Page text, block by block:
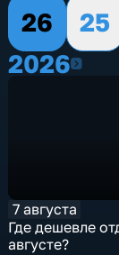
26
25
20262026
7 августа
Где дешевле
августе?